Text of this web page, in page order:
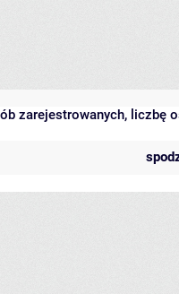
zarejestrowanych, liczbę